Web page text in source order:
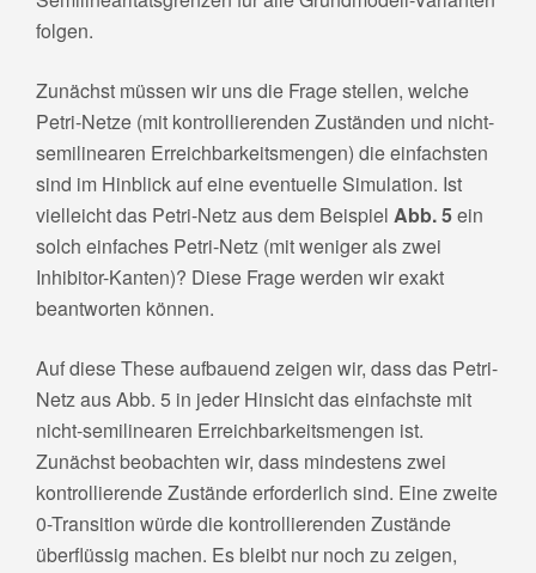
folgen.
Zunächst müssen wir uns die Frage stellen, welche
Petri-Netze (mit kontrollierenden Zuständen und nicht-
semilinearen Erreichbarkeitsmengen) die einfachsten
sind im Hinblick auf eine eventuelle Simulation. Ist
vielleicht das Petri-Netz aus dem Beispiel Abb. 5ein
solch einfaches Petri-Netz (mit weniger als zwei
Inhibitor-Kanten)? Diese Frage werden wir exakt
beantworten können.
Auf diese These aufbauend zeigen wir, dass das Petri-
Netz aus Abb. 5 in jeder Hinsicht das einfachste mit
nicht-semilinearen Erreichbarkeitsmengen ist.
Zunächst beobachten wir, dass mindestens zwei
kontrollierende Zustände erforderlich sind. Eine zweite
0-Transition würde die kontrollierenden Zustände
überflüssig machen. Es bleibt nur noch zu zeigen,